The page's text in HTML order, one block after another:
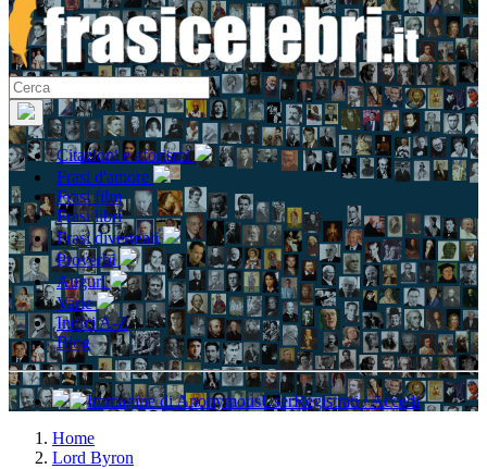
Citazioni e aforismi
Frasi d'amore
Frasi film
Frasi libri
Frasi divertenti
Proverbi
Auguri
Varie
Indici A-Z
Blog
Registrati / Accedi
Home
Lord Byron